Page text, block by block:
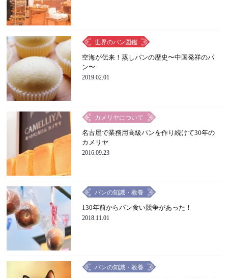
世界のパン図鑑
空海が伝来！蒸しパンの歴史〜中国発祥のパ
ン〜
2019.02.01
カメリヤについて
名古屋で業務用高級パンを作り続けて30年の
カメリヤ
2016.09.23
パンの知識・教養
130年前からパン食い競争があった！
2018.11.01
パンの知識・教養